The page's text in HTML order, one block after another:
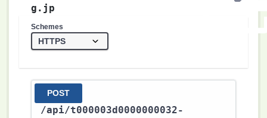
g.jp
Schemes
POST
/api/t000003d0000000032-